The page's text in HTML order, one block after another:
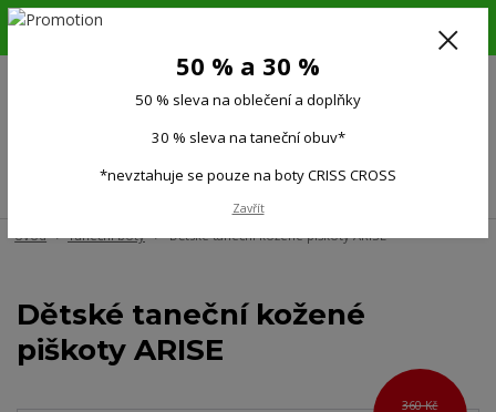
6.-16.8.26. DOVOLENÁ !!! 50 % SLEVA na všechno oblečení a doplňky !!!
(Po-Pá 9:00-15.00)
Úvod Taneční boty Dětské taneční kožené piškoty ARISE
Dětské taneční kožené
piškoty ARISE
360 Kč
50 % a 30 %
50 % sleva na oblečení a doplňky
30 % sleva na taneční obuv*
*nevztahuje se pouze na boty CRISS CROSS
Zavřít